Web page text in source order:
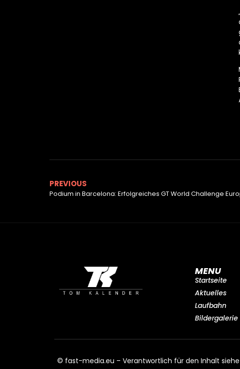
PREVIOUS
Podium in Barcelona: Erfolgreiches GT World Challenge
MENU
Startseite
Aktuelles
Laufbahn
Bildergalerie
© fast-media.eu – Verantwortlich für den Inhalt